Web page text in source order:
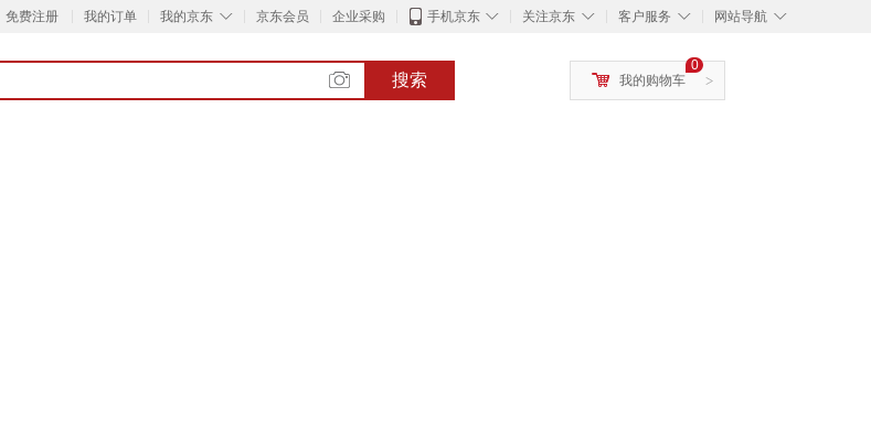
免费注册 我的订单 ◇
我的京东 京东会员 企业采购 ◇
手机京东 ◇
关注京东 ◇
客户服务 ◇
网站导航
搜索 >
0
我的购物车